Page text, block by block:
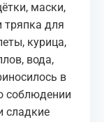
маски,
для
курица,
вода,
в
соблюдении
сладкие